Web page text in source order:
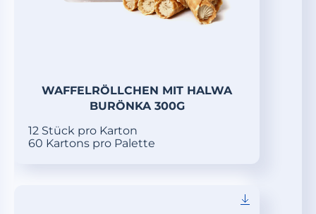
WAFFELRÖLLCHEN MIT HALWA
BURÖNKA 300G
12 Stück pro Karton
60 Kartons pro Palette